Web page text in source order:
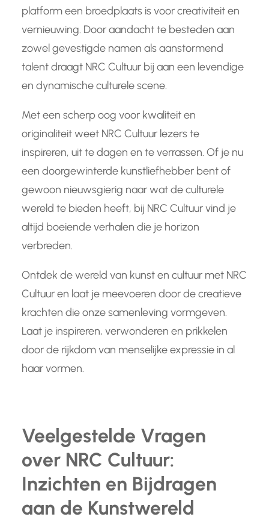
platform een broedplaats is voor creativiteit en
vernieuwing. Door aandacht te besteden aan
zowel gevestigde namen als aanstormend
talent draagt NRC Cultuur bij aan een levendige
en dynamische culturele scene.
Met een scherp oog voor kwaliteit en
originaliteit weet NRC Cultuur lezers te
inspireren, uit te dagen en te verrassen. Of je nu
een doorgewinterde kunstliefhebber bent of
gewoon nieuwsgierig naar wat de culturele
wereld te bieden heeft, bij NRC Cultuur vind je
altijd boeiende verhalen die je horizon
verbreden.
Ontdek de wereld van kunst en cultuur met NRC
Cultuur en laat je meevoeren door de creatieve
krachten die onze samenleving vormgeven.
Laat je inspireren, verwonderen en prikkelen
door de rijkdom van menselijke expressie in al
haar vormen.
Veelgestelde Vragen
over NRC Cultuur:
Inzichten en Bijdragen
aan de Kunstwereld